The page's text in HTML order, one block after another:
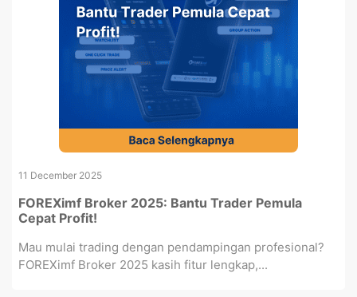
11 December 2025
FOREXimf Broker 2025: Bantu Trader Pemula
Cepat Profit!
Mau mulai trading dengan pendampingan profesional?
FOREXimf Broker 2025 kasih fitur lengkap,...